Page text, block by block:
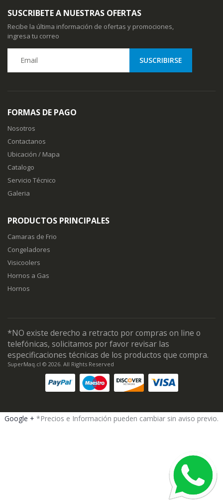
SUSCRIBETE A NUESTRAS OFERTAS
Recibe la última información de ofertas y promociones,
ingresa tu correo
FORMAS DE PAGO
Nosotros
Contactanos
Ubicación / Mapa
Catalogo
Servicio Técnico
Galeria
PRODUCTOS PRINCIPALES
Camaras de Frio
Congeladores
Visicoolers
Hornos a Gas
Hornos
*NO existe derecho a retracto por compras on line o
telefónicas, solicitamos por favor revisar las
especificaciones técnicas de los productos que compra.
SuperMaq.cl © 2026. All Rights Reserved
Google + *Precios e Información pueden cambiar sin aviso previo.